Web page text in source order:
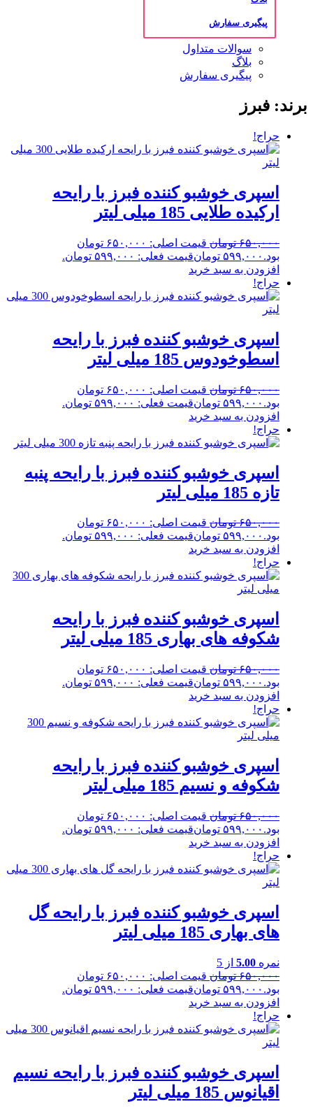
پیگیری سفارش
سوالات متداول
بلاگ
پیگیری سفارش
برند: فبرز
حراج!
اسپری خوشبو کننده فبرز با رایحه
ارکیده طلایی 185 میلی لیتر
۶۵۰,۰۰۰ تومان
قیمت اصلی: ۶۵۰,۰۰۰ تومان
بود. ۵۹۹,۰۰۰ تومانقیمت فعلی: ۵۹۹,۰۰۰ تومان.
افزودن به سبد خرید
حراج!
اسپری خوشبو کننده فبرز با رایحه
اسطوخودوس 185 میلی لیتر
۶۵۰,۰۰۰ تومان
قیمت اصلی: ۶۵۰,۰۰۰ تومان
بود. ۵۹۹,۰۰۰ تومانقیمت فعلی: ۵۹۹,۰۰۰ تومان.
افزودن به سبد خرید
حراج!
اسپری خوشبو کننده فبرز با رایحه پنبه
تازه 185 میلی لیتر
۶۵۰,۰۰۰ تومان
قیمت اصلی: ۶۵۰,۰۰۰ تومان
بود. ۵۹۹,۰۰۰ تومانقیمت فعلی: ۵۹۹,۰۰۰ تومان.
افزودن به سبد خرید
حراج!
اسپری خوشبو کننده فبرز با رایحه
شکوفه های بهاری 185 میلی لیتر
۶۵۰,۰۰۰ تومان
قیمت اصلی: ۶۵۰,۰۰۰ تومان
بود. ۵۹۹,۰۰۰ تومانقیمت فعلی: ۵۹۹,۰۰۰ تومان.
افزودن به سبد خرید
حراج!
اسپری خوشبو کننده فبرز با رایحه
شکوفه و نسیم 185 میلی لیتر
۶۵۰,۰۰۰ تومان
قیمت اصلی: ۶۵۰,۰۰۰ تومان
بود. ۵۹۹,۰۰۰ تومانقیمت فعلی: ۵۹۹,۰۰۰ تومان.
افزودن به سبد خرید
حراج!
اسپری خوشبو کننده فبرز با رایحه گل
های بهاری 185 میلی لیتر
نمره 5.00 از 5
۶۵۰,۰۰۰ تومان
قیمت اصلی: ۶۵۰,۰۰۰ تومان
بود. ۵۹۹,۰۰۰ تومانقیمت فعلی: ۵۹۹,۰۰۰ تومان.
افزودن به سبد خرید
حراج!
اسپری خوشبو کننده فبرز با رایحه نسیم
اقیانوس 185 میلی لیتر